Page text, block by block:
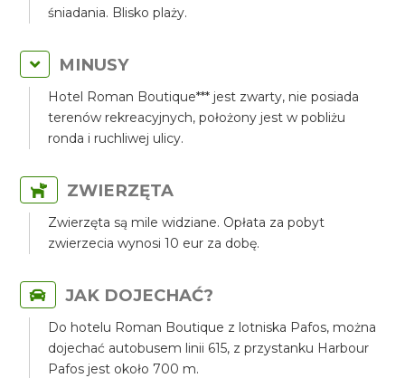
śniadania. Blisko plaży.
MINUSY
Hotel Roman Boutique*** jest zwarty, nie posiada
terenów rekreacyjnych, położony jest w pobliżu
ronda i ruchliwej ulicy.
ZWIERZĘTA
Zwierzęta są mile widziane. Opłata za pobyt
zwierzecia wynosi 10 eur za dobę.
JAK DOJECHAĆ?
Do hotelu Roman Boutique z lotniska Pafos, można
dojechać autobusem linii 615, z przystanku Harbour
Pafos jest około 700 m.